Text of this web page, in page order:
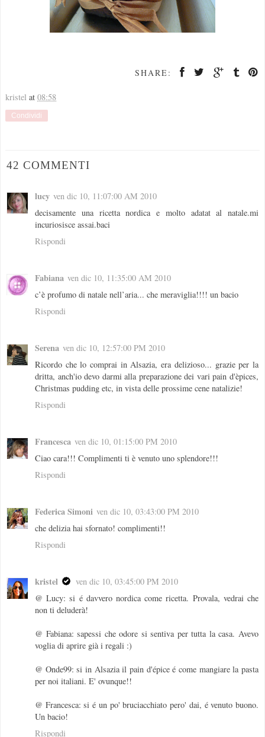
SHARE:
kristel at 08:58
Condividi
42 COMMENTI
lucy ven dic 10, 11:07:00 AM 2010
decisamente una ricetta nordica e molto adatat al natale.mi
incuriosisce assai.baci
Rispondi
Fabiana ven dic 10, 11:35:00 AM 2010
c’è profumo di natale nell’aria... che meraviglia!!!! un bacio
Rispondi
Serena ven dic 10, 12:57:00 PM 2010
Ricordo che lo comprai in Alsazia, era delizioso... grazie per la
dritta, anch'io devo darmi alla preparazione dei vari pain d'èpices,
Christmas pudding etc, in vista delle prossime cene natalizie!
Rispondi
Francesca ven dic 10, 01:15:00 PM 2010
Ciao cara!!! Complimenti ti è venuto uno splendore!!!
Rispondi
Federica Simoni ven dic 10, 03:43:00 PM 2010
che delizia hai sfornato! complimenti!!
Rispondi
kristel
ven dic 10, 03:45:00 PM 2010
@ Lucy: si é davvero nordica come ricetta. Provala, vedrai che
non ti deluderà!
@ Fabiana: sapessi che odore si sentiva per tutta la casa. Avevo
voglia di aprire già i regali :)
@ Onde99: si in Alsazia il pain d'épice é come mangiare la pasta
per noi italiani. E' ovunque!!
@ Francesca: si é un po' bruciacchiato pero' dai, é venuto buono.
Un bacio!
Rispondi